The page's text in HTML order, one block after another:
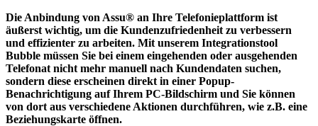
Die Anbindung von Assu® an Ihre Telefonieplattform ist
äußerst wichtig, um die Kundenzufriedenheit zu verbessern
und effizienter zu arbeiten. Mit unserem Integrationstool
Bubble müssen Sie bei einem eingehenden oder ausgehenden
Telefonat nicht mehr manuell nach Kundendaten suchen,
sondern diese erscheinen direkt in einer Popup-
Benachrichtigung auf Ihrem PC-Bildschirm und Sie können
von dort aus verschiedene Aktionen durchführen, wie z.B. eine
Beziehungskarte öffnen.